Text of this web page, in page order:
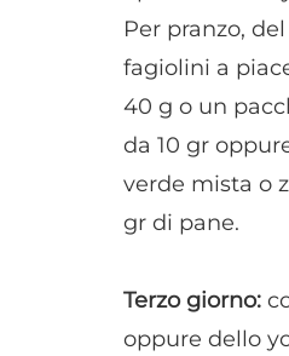
Per pranzo,
fagiolini a
40 g o un
da 10 gr
verde mista o
gr di pane.
Terzo giorno:
oppure dello